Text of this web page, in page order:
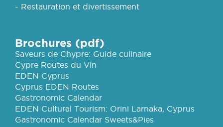
- Restauration et divertissement
Brochures (pdf)
Saveurs de Chypre: Guide culinaire
Cypre Routes du Vin
EDEN Cyprus
Cyprus EDEN Routes
Gastronomic Calendar
EDEN Cultural Tourism: Orini Larnaka, Cyprus
Gastronomic Calendar Sweets&Pies